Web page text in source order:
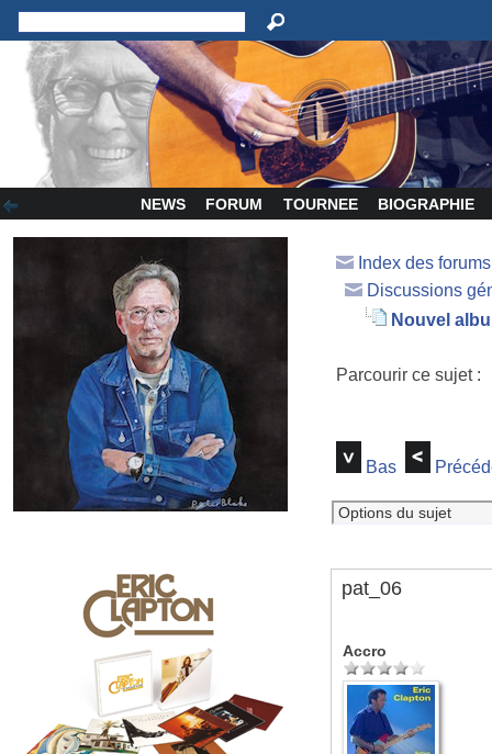
NEWS FORUM TOURNEE BIOGRAPHIE
Index des
Discussions
Nouvel
Parcourir ce sujet
Bas
pat_06
Accro